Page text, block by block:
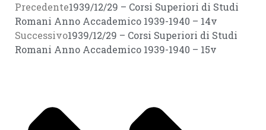
Precedente1939/12/29 – Corsi Superiori di Studi
Romani Anno Accademico 1939-1940 – 14v
Successivo1939/12/29 – Corsi Superiori di Studi
Romani Anno Accademico 1939-1940 – 15v